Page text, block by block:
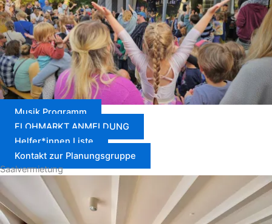
Musik Programm
FLOHMARKT ANMELDUNG
Helfer*innen Liste
Kontakt zur Planungsgruppe
Saal­vermietung